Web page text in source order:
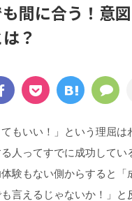
間に合う！意
？
もいい！」という理屈は
人ってすでに成功してい
験もない側からすると「
言えるじゃないか！」と